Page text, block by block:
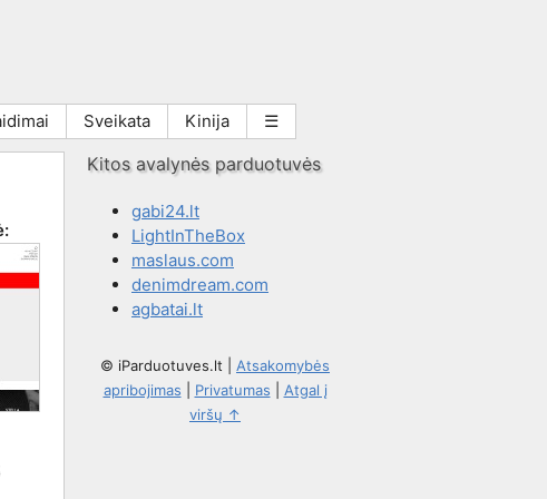
Sveikata Kinija ☰
Kitos avalynės parduotuvės
gabi24.lt
LightInTheBox
maslaus.com
denimdream.com
agbatai.lt
© iParduotuves.lt
Atsakomybės
apribojimas
Privatumas
Atgal į
viršų ↑